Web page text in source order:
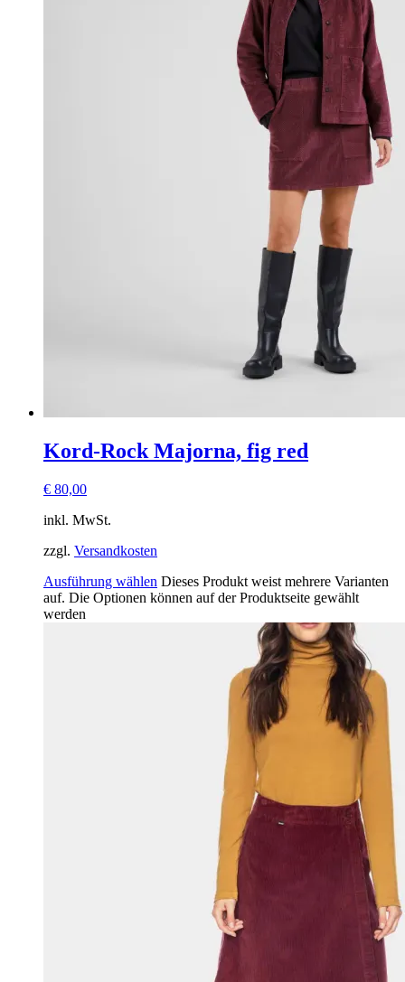
Kord-Rock Majorna, fig red
€ 80,00
inkl. MwSt.
zzgl. Versandkosten
Ausführung wählen Dieses Produkt weist mehrere Varianten
auf. Die Optionen können auf der Produktseite gewählt
werden